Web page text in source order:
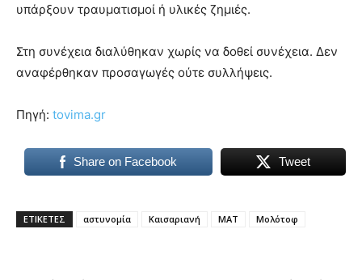
you
of
pain.
hd
υπάρξουν τραυματισμοί ή υλικές ζημιές.
Στη συνέχεια διαλύθηκαν χωρίς να δοθεί συνέχεια. Δεν
αναφέρθηκαν προσαγωγές ούτε συλλήψεις.
Πηγή: tovima.gr
Share on Facebook Tweet
ΕΤΙΚΕΤΕΣ αστυνομία Καισαριανή ΜΑΤ Μολότοφ